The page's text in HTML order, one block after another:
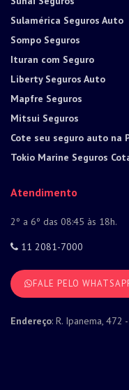
Sulamérica Seguros Auto
Sompo Seguros
Ituran com Seguro
Liberty Seguros Auto
Mapfre Seguros
Mitsui Seguros
Cote seu seguro auto na
Tokio Marine Seguros
Atendimento
2º a 6º das 08:45 às 18h.
11 2081-7000
FALE PELO
Endereço: R. Ipanema, 472